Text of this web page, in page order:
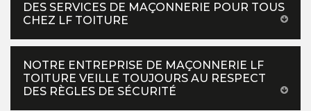
DES SERVICES DE MAÇONNERIE POUR TOUS
CHEZ LF TOITURE
NOTRE ENTREPRISE DE MAÇONNERIE LF
TOITURE VEILLE TOUJOURS AU RESPECT
DES RÈGLES DE SÉCURITÉ